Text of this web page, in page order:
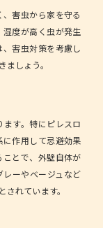
害虫から家を守る
度が高く虫が発生
害虫対策を考慮し
しょう。
す。特にピレスロ
作用して忌避効果
とで、外壁自体が
ーやベージュなど
れています。